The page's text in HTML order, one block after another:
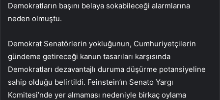
Demokratların başını belaya sokabileceği alarmlarına
neden olmuştu.
Demokrat Senatörlerin yokluğunun, Cumhuriyetçilerin
gündeme getireceği kanun tasarıları karşısında
Demokratları dezavantajlı duruma düşürme potansiyeline
sahip olduğu belirtildi. Feinstein’ın Senato Yargı
Komitesi’nde yer almaması nedeniyle birkaç oylama